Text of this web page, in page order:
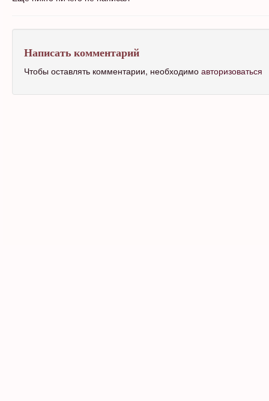
Написать комментарий
Чтобы оставлять комментарии, необходимо авторизоваться